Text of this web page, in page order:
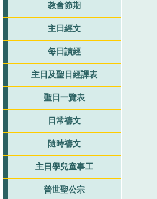
教會節期
主日經文
每日讀經
主日及聖日經課表
聖日一覽表
日常禱文
隨時禱文
主日學兒童事工
普世聖公宗